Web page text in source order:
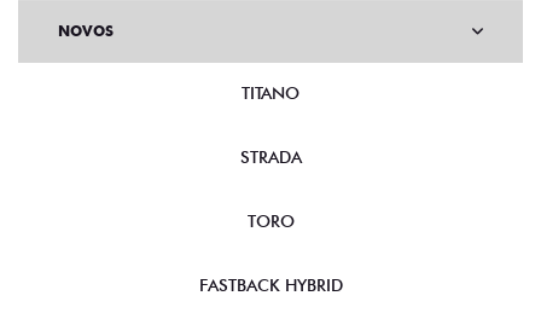
NOVOS
TITANO
STRADA
TORO
FASTBACK HYBRID